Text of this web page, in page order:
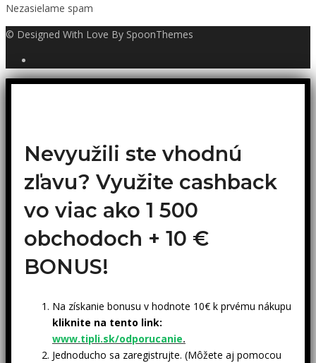
Nezasielame spam
© Designed With Love By SpoonThemes
Nevyužili ste vhodnú
zľavu? Využite cashback
vo viac ako 1 500
obchodoch + 10 €
BONUS!
Na získanie bonusu v hodnote 10€ k prvému nákupu
kliknite na tento link:
www.tipli.sk/odporucanie.
Jednoducho sa zaregistrujte. (Môžete aj pomocou